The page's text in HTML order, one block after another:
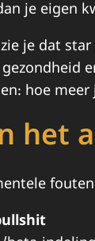
je eigen
je dat
hoe
het